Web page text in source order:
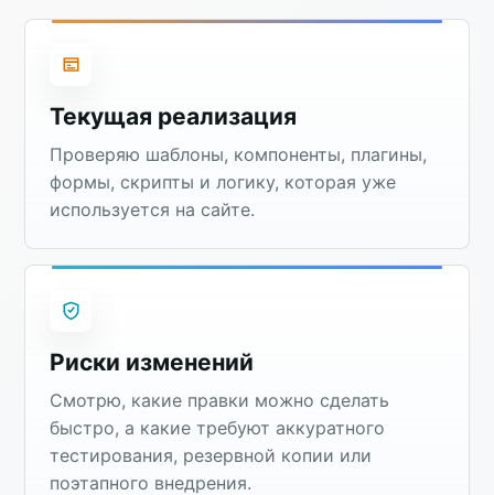
Текущая реализация
Проверяю шаблоны, компоненты, плагины,
формы, скрипты и логику, которая уже
используется на сайте.
Риски изменений
Смотрю, какие правки можно сделать
быстро, а какие требуют аккуратного
тестирования, резервной копии или
поэтапного внедрения.